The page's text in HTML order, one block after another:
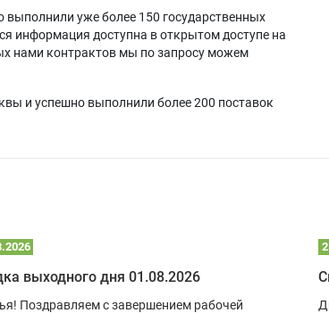
выполнили уже более 150 государственных
информация доступна в открытом доступе на
нами контрактов мы по запросу можем
и успешно выполнили более 200 поставок
выходного дня 01.08.2026
Поздравляем с завершением рабочей